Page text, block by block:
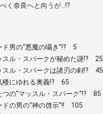
く奈良へと向うが…!?
男の“悪魔の囁き”!? 5
ル・スパークが秘めた謎!? 25
ル・スパークは諸刃の剣!? 45
にゆれる奥義!? 65
の“マッスル・スパーク”!? 85
の男の“神の啓示”!! 105